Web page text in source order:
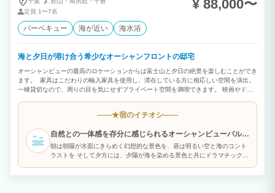
定員 1〜7名 ¥ 88,000〜
バーベキュー 海が近い 海水浴
海と夕日が溶け合う希少なオーシャンフロントの邸宅
オーシャンビューの最高のロケーションからは富士山と夕日の絶景を楽しむことができ
ます。 家具はこだわりの輸入家具を使用し、滞在している方に相応しい空間を演出。
一棟貸切なので、周りの目を気にせずプライベート空間を満喫できます。 映画やドラ
っていますので連泊にも最適です。 無料でＢＢＱキットを貸出していますので家族旅
★宿のイチオシ
自然との一体感を存分に感じられるオーシャンビューバルコ
ニー
朝は朝陽が水面にきらめく幻想的な景色を、昼は明るい空と海のコント
ラストを そして夕方には、夕陽が海を染める景色と共にドラマチックな